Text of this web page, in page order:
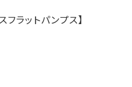
ラットパンプス】